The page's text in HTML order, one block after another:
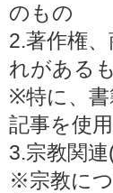
のもの
2.著作権
れがある
※特に、書
記事を使
3.宗教関
※宗教に